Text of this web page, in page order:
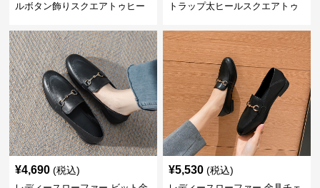
ルボタン飾りスクエアトゥヒー
トラップ太ヒールスクエアトゥ
¥4,690 (税込) ¥5,530 (税込)